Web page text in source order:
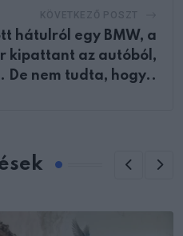
hátulról egy BMW, a
kipattant az autóból,
De nem tudta, hogy..